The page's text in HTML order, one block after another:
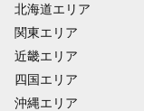
北海道エリア
関東エリア
近畿エリア
四国エリア
沖縄エリア